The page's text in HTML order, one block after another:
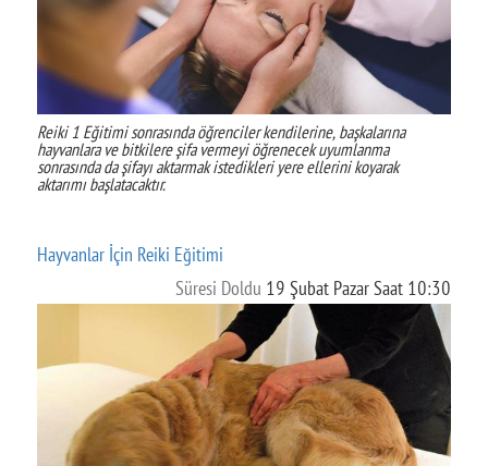
Reiki 1 Eğitimi sonrasında öğrenciler kendilerine, başkalarına
hayvanlara ve bitkilere şifa vermeyi öğrenecek uyumlanma
sonrasında da şifayı aktarmak istedikleri yere ellerini koyarak
aktarımı başlatacaktır.
Hayvanlar İçin Reiki Eğitimi
Süresi Doldu 19 Şubat Pazar Saat 10:30